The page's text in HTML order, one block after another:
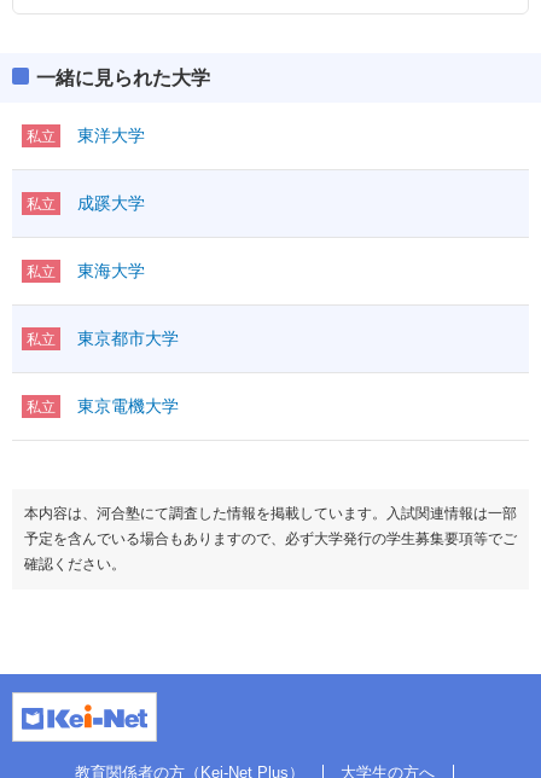
一緒に見られた大学
私立 東洋大学
私立 成蹊大学
私立 東海大学
私立 東京都市大学
私立 東京電機大学
本内容は、河合塾にて調査した情報を掲載しています。入試関連情報は一部
予定を含んでいる場合もありますので、必ず大学発行の学生募集要項等でご
確認ください。
教育関係者の方（Kei-Net Plus） 大学生の方へ